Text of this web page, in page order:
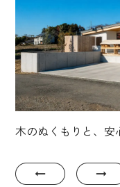
木のぬくもりと、安